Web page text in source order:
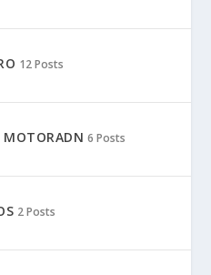
12 Posts
6 Posts
2 Posts